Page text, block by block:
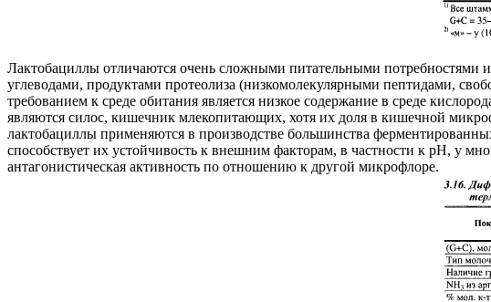
Лактобациллы отличаются очень сложными питательными потребностями
углеводами, продуктами протеолиза (низкомолекулярными пептидами,
требованием к среде обитания является низкое содержание в среде
являются силос, кишечник млекопитающих, хотя их доля в кишечной
лактобациллы применяются в производстве большинства
способствует их устойчивость к внешним факторам, в частности к pH, у
антагонистическая активность по отношению к другой микрофлоре.